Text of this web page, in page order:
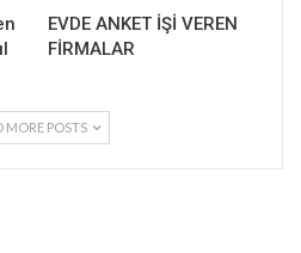
EVDE ANKET İŞİ VEREN
FİRMALAR
MORE POSTS